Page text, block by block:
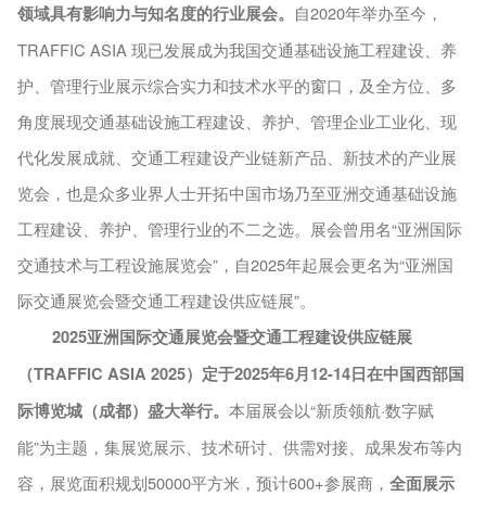
领域具有影响力与知名度的行业展会。 自2020年举办至今，
TRAFFIC ASIA 现已发展成为我国交通基础设施工程建设、养
护、管理行业展示综合实力和技术水平的窗口，及全方位、多
角度展现交通基础设施工程建设、养护、管理企业工业化、现
代化发展成就、交通工程建设产业链新产品、新技术的产业展
览会，也是众多业界人士开拓中国市场乃至亚洲交通基础设施
工程建设、养护、管理行业的不二之选。展会曾用名“亚洲国际
交通技术与工程设施展览会”，自2025年起展会更名为“亚洲国
际交通展览会暨交通工程建设供应链展”。
2025亚洲国际交通展览会暨交通工程建设供应链展
（TRAFFIC ASIA 2025）定于2025年6月12-14日在中国西部国
际博览城（成都）盛大举行。 本届展会以“新质领航·数字赋
能”为主题，集展览展示、技术研讨、供需对接、成果发布等内
容，展览面积规划50000平方米，预计600+参展商， 全面展示